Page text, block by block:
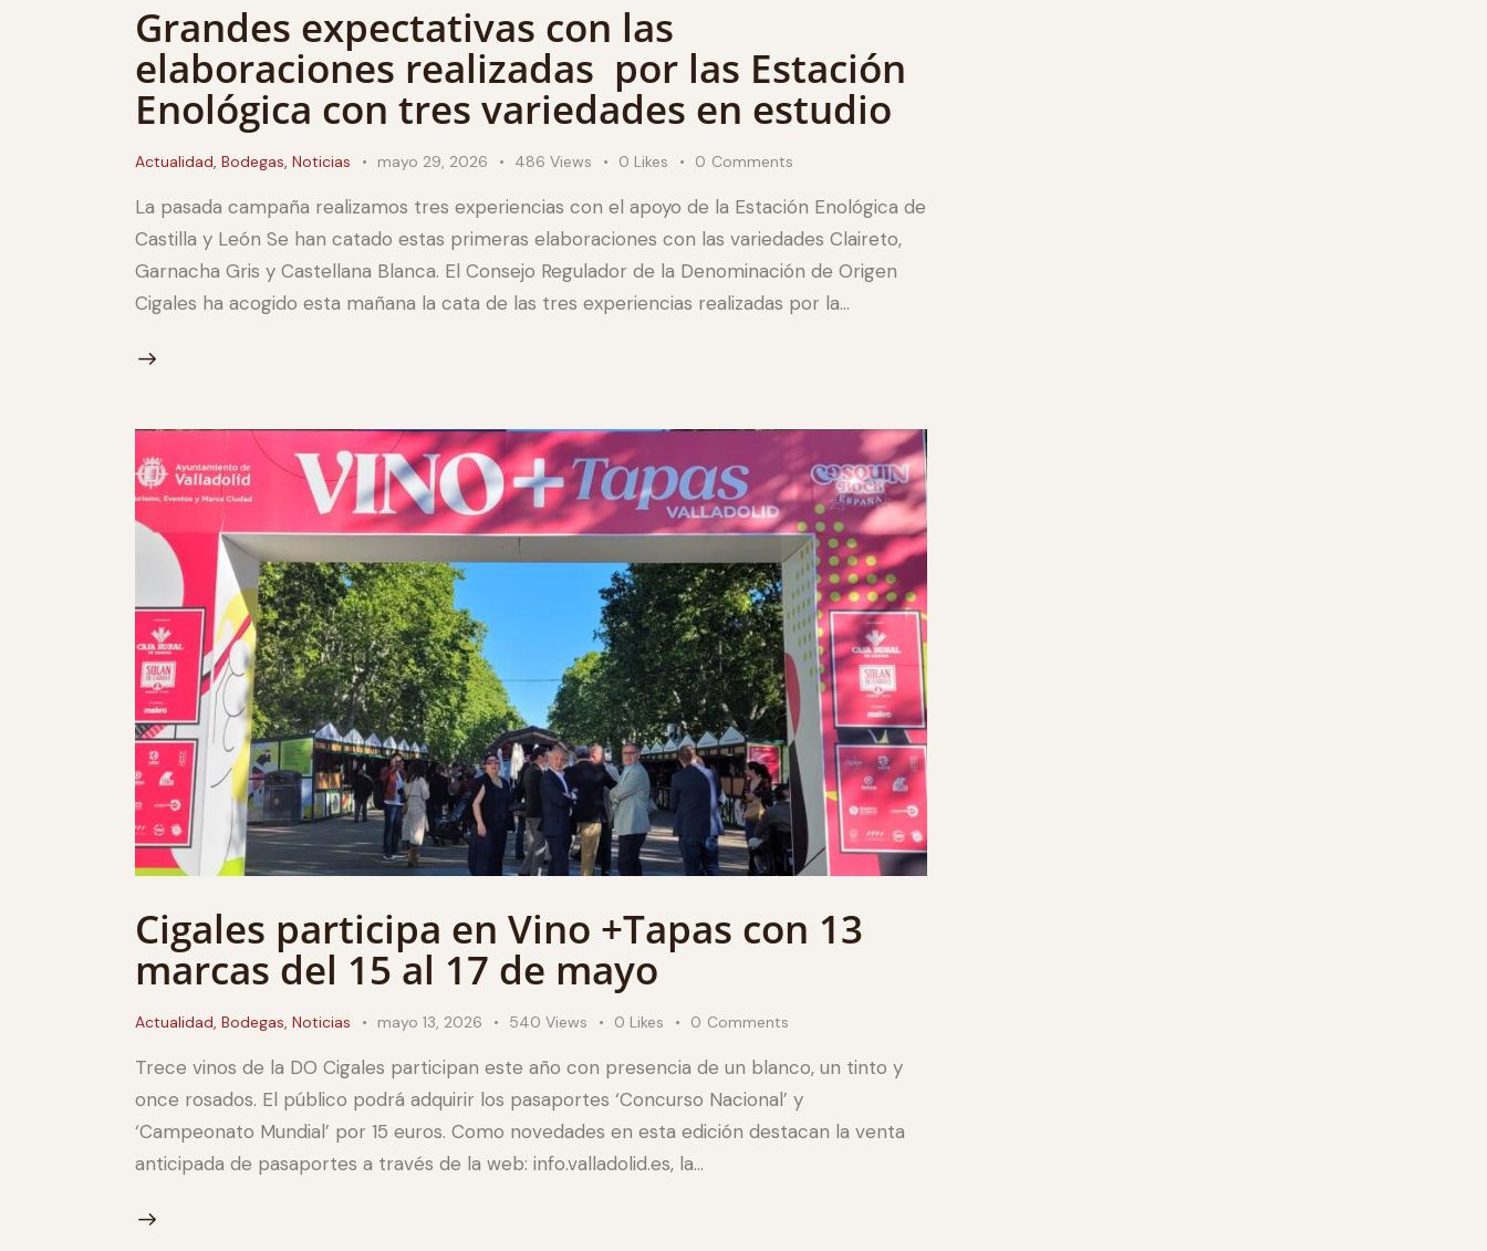
Grandes expectativas con las
elaboraciones realizadas por las Estación
Enológica con tres variedades en estudio
Actualidad, Bodegas, Noticias mayo 29, 2026 486 Views 0 Likes 0 Comments
La pasada campaña realizamos tres experiencias con el apoyo de la Estación Enológica de
Castilla y León Se han catado estas primeras elaboraciones con las variedades Claireto,
Garnacha Gris y Castellana Blanca. El Consejo Regulador de la Denominación de Origen
Cigales ha acogido esta mañana la cata de las tres experiencias realizadas por la…
Cigales participa en Vino +Tapas con 13
marcas del 15 al 17 de mayo
Actualidad, Bodegas, Noticias mayo 13, 2026 540 Views 0 Likes 0 Comments
Trece vinos de la DO Cigales participan este año con presencia de un blanco, un tinto y
once rosados. El público podrá adquirir los pasaportes ‘Concurso Nacional’ y
‘Campeonato Mundial’ por 15 euros. Como novedades en esta edición destacan la venta
anticipada de pasaportes a través de la web: info.valladolid.es, la…